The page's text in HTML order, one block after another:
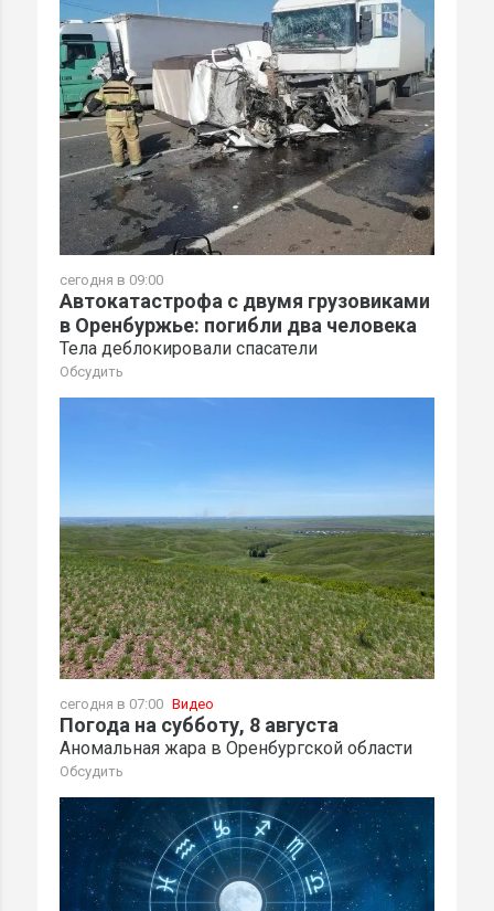
сегодня в 09:00
Автокатастрофа с двумя грузовиками
в Оренбуржье: погибли два человека
Тела деблокировали спасатели
Обсудить
сегодня в 07:00 Видео
Погода на субботу, 8 августа
Аномальная жара в Оренбургской области
Обсудить